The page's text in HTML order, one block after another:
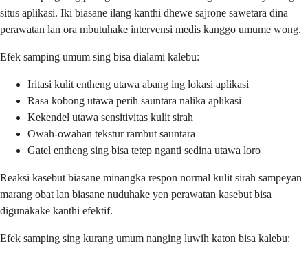
situs aplikasi. Iki biasane ilang kanthi dhewe sajrone sawetara dina
perawatan lan ora mbutuhake intervensi medis kanggo umume wong.
Efek samping umum sing bisa dialami kalebu:
Iritasi kulit entheng utawa abang ing lokasi aplikasi
Rasa kobong utawa perih sauntara nalika aplikasi
Kekendel utawa sensitivitas kulit sirah
Owah-owahan tekstur rambut sauntara
Gatel entheng sing bisa tetep nganti sedina utawa loro
Reaksi kasebut biasane minangka respon normal kulit sirah sampeyan
marang obat lan biasane nuduhake yen perawatan kasebut bisa
digunakake kanthi efektif.
Efek samping sing kurang umum nanging luwih katon bisa kalebu: